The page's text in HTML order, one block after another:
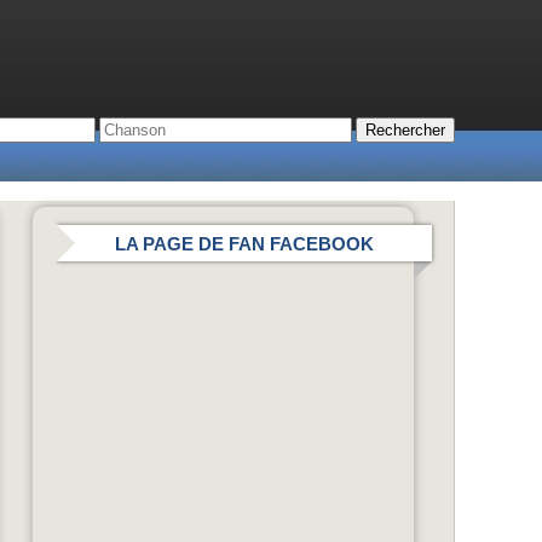
LA PAGE DE FAN FACEBOOK